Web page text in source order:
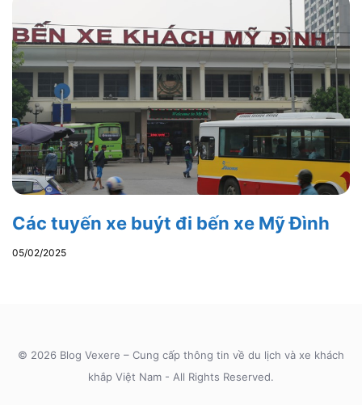
Các tuyến xe buýt đi bến xe Mỹ Đình
05/02/2025
© 2026 Blog Vexere – Cung cấp thông tin về du lịch và xe khách
khắp Việt Nam - All Rights Reserved.